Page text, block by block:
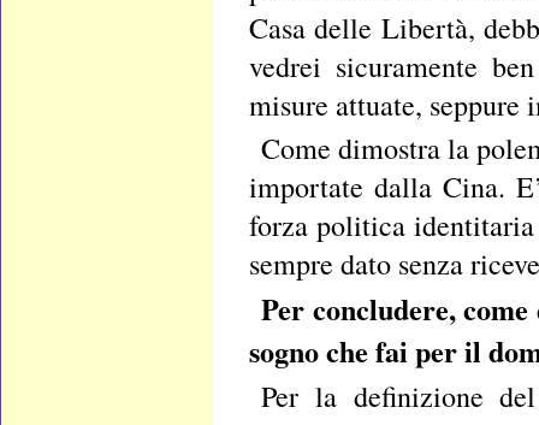
Casa delle Libertà,
vedrei sicuramente
misure attuate,
Come dimostra la
importate dalla Cina.
forza politica identitaria
sempre dato senza
Per concludere,
sogno che fai per il
Per la definizione